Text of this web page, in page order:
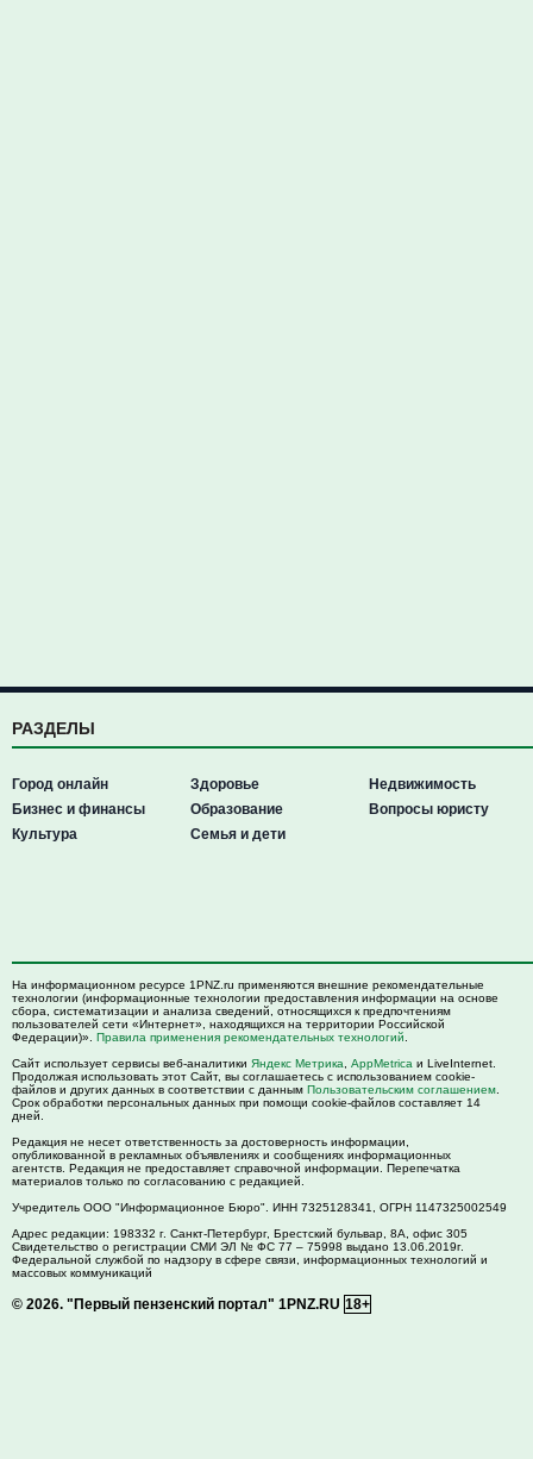
РАЗДЕЛЫ
Город онлайн
Бизнес и финансы
Культура
Здоровье
Образование
Семья и дети
Недвижимость
Вопросы юристу
На информационном ресурсе 1PNZ.ru применяются внешние рекомендательные
технологии (информационные технологии предоставления информации на основе
сбора, систематизации и анализа сведений, относящихся к предпочтениям
пользователей сети «Интернет», находящихся на территории Российской
Федерации)». Правила применения рекомендательных технологий
Сайт использует сервисы веб-аналитики Яндекс Метрика AppMetrica и LiveInternet.
Продолжая использовать этот Сайт, вы соглашаетесь с использованием cookie-
файлов и других данных в соответствии с данным Пользовательским соглашением
Срок обработки персональных данных при помощи cookie-файлов составляет 14
дней.
Редакция не несет ответственность за достоверность информации,
опубликованной в рекламных объявлениях и сообщениях информационных
агентств. Редакция не предоставляет справочной информации. Перепечатка
материалов только по согласованию с редакцией.
Учредитель ООО "Информационное Бюро". ИНН 7325128341, ОГРН 1147325002549
Адрес редакции: 198332 г. Санкт-Петербург, Брестский бульвар, 8А, офис 305
Свидетельство о регистрации СМИ ЭЛ № ФС 77 – 75998 выдано 13.06.2019г.
Федеральной службой по надзору в сфере связи, информационных технологий и
массовых коммуникаций
© 2026. "Первый пензенский портал" 1PNZ.RU 18+